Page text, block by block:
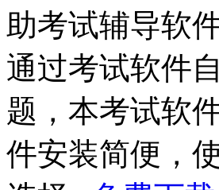
助考试辅导软
通过考试软件
题，本考试软
件安装简便，